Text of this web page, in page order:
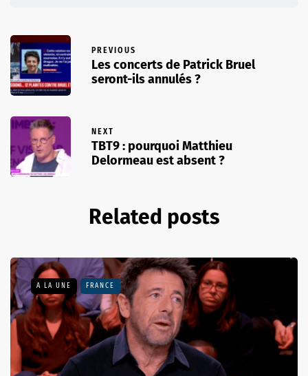
PREVIOUS
Les concerts de Patrick Bruel
seront-ils annulés ?
NEXT
TBT9 : pourquoi Matthieu
Delormeau est absent ?
Related posts
A LA UNE FRANCE